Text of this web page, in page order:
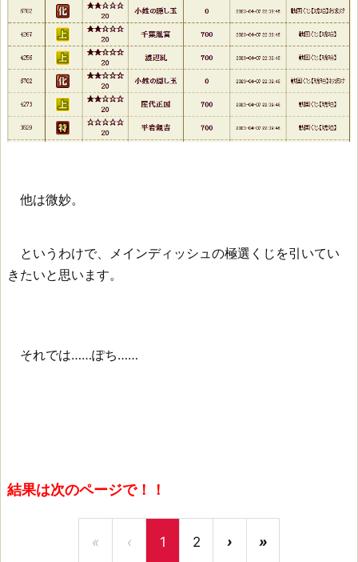
他は微妙。
というわけで、メインディッシュの極選くじを引いてい
きたいと思います。
それでは……ぽち……
結果は次のページで！！
« ‹ 1 2 › »